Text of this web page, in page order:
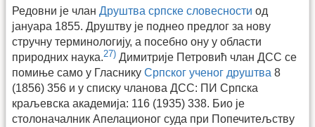
Редовни је члан Друштва српске словесности од
јануара 1855. Друштву је поднео предлог за нову
стручну терминологију, а посебно ону у области
природних наука.27) Димитрије Петровић члан ДСС се
помиње само у Гласнику Српског ученог друштва 8
(1856) 356 и у списку чланова ДСС: ПИ Српска
краљевска академија: 116 (1935) 338. Био је
столоначалник Апелационог суда при Попечитељству